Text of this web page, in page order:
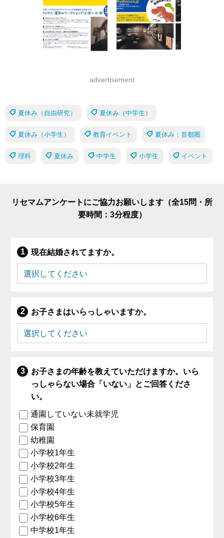
advertisement
夏休み（自由研究） 夏休み（中学生）
夏休み（小学生） 教育イベント 夏休み：首都圏
理科 夏休み 中学生 小学生 イベント
リセマムアンケートにご協力お願いします（全15問・所
要時間：3分程度）
現在結婚されてますか。
お子さまはいらっしゃいますか。
お子さまの年齢を教えていただけますか。いら
っしゃらない場合「いない」とご回答くださ
い。
通園していない未就学児
保育園
幼稚園
小学校1年生
小学校2年生
小学校3年生
小学校4年生
小学校5年生
小学校6年生
中学校1年生